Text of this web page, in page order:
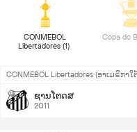
CONMEBOL
CONMEBOL Libertadores (ອາເມຣິກາໃ
ຊານໂຕດສ
2011